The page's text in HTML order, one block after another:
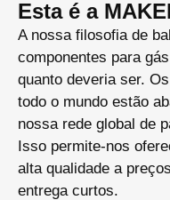
Esta é a
A nossa filosofia de
componentes para
quanto deveria ser.
todo o mundo estão
nossa rede global de
Isso permite-nos
alta qualidade a
entrega curtos.